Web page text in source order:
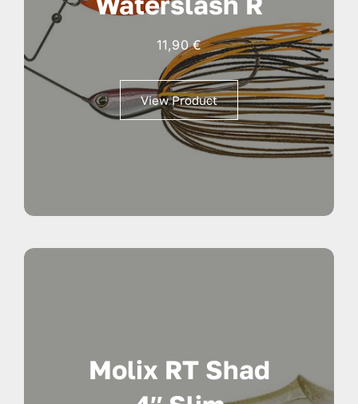
11,90€
View Product
Molix RT Shad